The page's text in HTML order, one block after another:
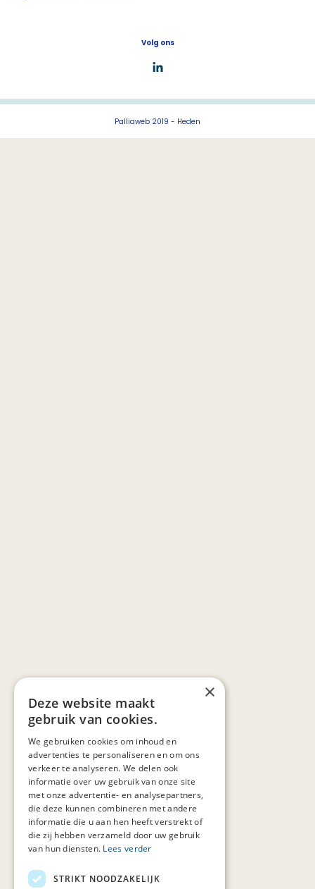
Volg ons
Palliaweb 2019 - Heden
×
Deze website maakt
gebruik van cookies.
We gebruiken cookies om inhoud en
advertenties te personaliseren en om ons
verkeer te analyseren. We delen ook
informatie over uw gebruik van onze site
met onze advertentie- en analysepartners,
die deze kunnen combineren met andere
informatie die u aan hen heeft verstrekt of
die zij hebben verzameld door uw gebruik
van hun diensten. Lees verder
STRIKT NOODZAKELIJK